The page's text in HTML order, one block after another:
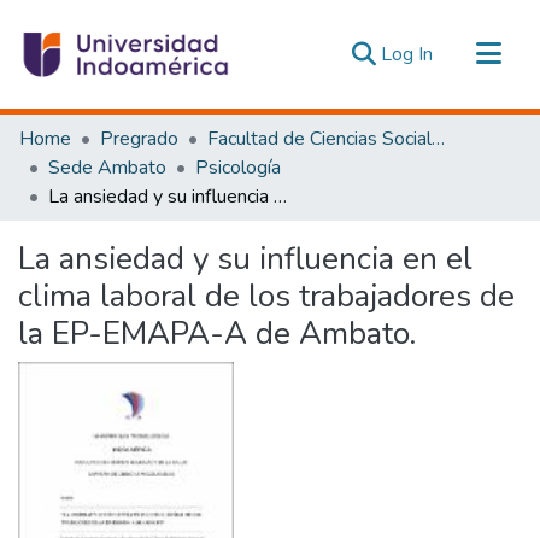
Log In (current)
Communities & Collections
All of DSpace
Statistics
Home Pregrado
Facultad de Ciencias Sociales y Humanas
Sede Ambato
Psicología
La ansiedad y su influencia en el clima laboral de los trabajadores de la EP-EMAPA-A de Ambato.
La ansiedad y su influencia en el
clima laboral de los trabajadores de
la EP-EMAPA-A de Ambato.